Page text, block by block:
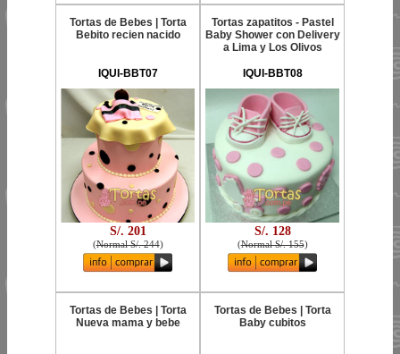
Tortas de Bebes | Torta
Bebito recien nacido
IQUI-BBT07
S/. 201
(Normal S/. 244)
Tortas zapatitos - Pastel
Baby Shower con Delivery
a Lima y Los Olivos
IQUI-BBT08
S/. 128
(Normal S/. 155)
Tortas de Bebes | Torta
Nueva mama y bebe
Tortas de Bebes | Torta
Baby cubitos